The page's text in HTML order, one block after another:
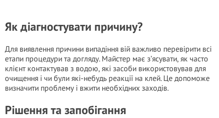
Як діагностувати причину?
Для виявлення причини випадіння вій важливо перевірити всі
етапи процедури та догляду. Майстер має з’ясувати, як часто
клієнт контактував з водою, які засоби використовував для
очищення і чи були які-небудь реакції на клей. Це допоможе
визначити проблему і вжити необхідних заходів.
Рішення та запобігання